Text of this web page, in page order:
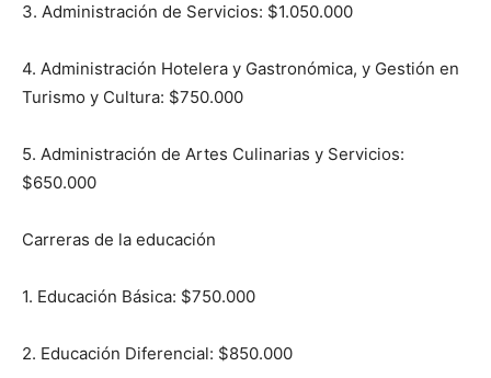
3. Administración de Servicios: $1.050.000
4. Administración Hotelera y Gastronómica, y Gestión en
Turismo y Cultura: $750.000
5. Administración de Artes Culinarias y Servicios:
$650.000
Carreras de la educación
1. Educación Básica: $750.000
2. Educación Diferencial: $850.000